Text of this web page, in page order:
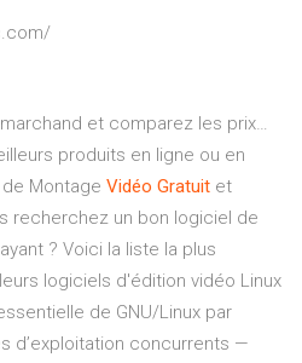
et comparez les prix…
produits en ligne ou en
de Montage Vidéo Gratuit et
recherchez un bon logiciel de
? Voici la liste la plus
logiciels d'édition vidéo Linux
de GNU/Linux par
d’exploitation concurrents —